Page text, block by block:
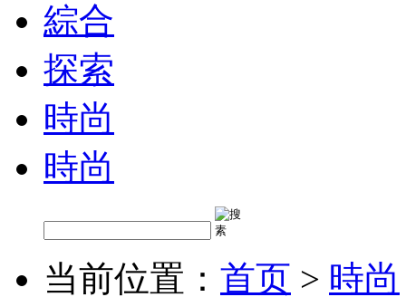
綜合
探索
時尚
時尚
当前位置： 首页 > 時尚